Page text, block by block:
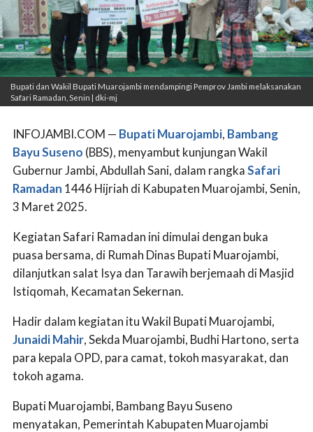
Bupati dan Wakil Bupati Muarojambi mendampingi Pemprov Jambi melaksanakan
Safari Ramadan, Senin | dki-mj
INFOJAMBI.COM — Bupati Muarojambi, Bambang
Bayu Suseno (BBS), menyambut kunjungan Wakil
Gubernur Jambi, Abdullah Sani, dalam rangkaSafari
Ramadan 1446 Hijriah di Kabupaten Muarojambi, Senin,
3 Maret 2025.
Kegiatan Safari Ramadan ini dimulai dengan buka
puasa bersama, di Rumah Dinas Bupati Muarojambi,
dilanjutkan salat Isya dan Tarawih berjemaah di Masjid
Istiqomah, Kecamatan Sekernan.
Hadir dalam kegiatan itu Wakil Bupati Muarojambi,
Junaidi Mahir, Sekda Muarojambi, Budhi Hartono, serta
para kepala OPD, para camat, tokoh masyarakat, dan
tokoh agama.
Bupati Muarojambi, Bambang Bayu Suseno
menyatakan, Pemerintah Kabupaten Muarojambi